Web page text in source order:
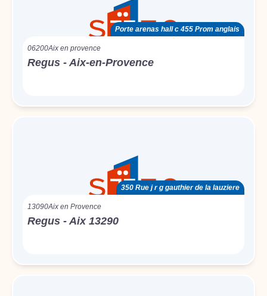
Porte arenas hall c 455 Prom anglais
06200Aix en provence
Regus - Aix-en-Provence
350 Rue j r g gauthier de la lauziere
13090Aix en Provence
Regus - Aix 13290